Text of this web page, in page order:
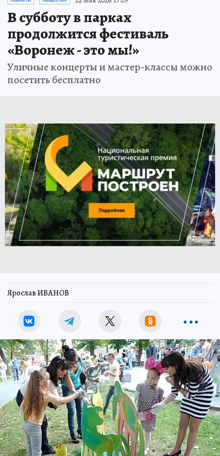
В субботу в парках
продолжится фестиваль
«Воронеж - это мы!»
Уличные концерты и мастер-классы можно
посетить бесплатно
Ярослав ИВАНОВ